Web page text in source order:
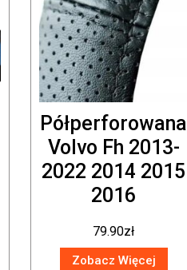
Półperforowana
Volvo Fh 2013-
2022 2014 2015
2016
79.90zł
Zobacz Więcej